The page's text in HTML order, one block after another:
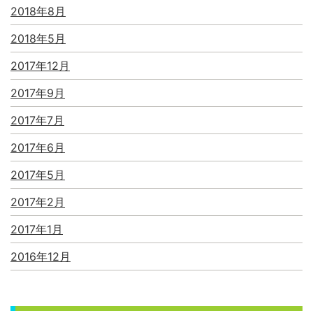
2018年8月
2018年5月
2017年12月
2017年9月
2017年7月
2017年6月
2017年5月
2017年2月
2017年1月
2016年12月